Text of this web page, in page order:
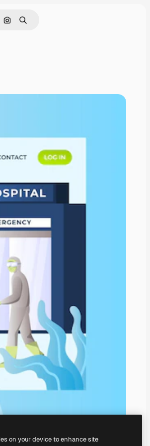
Cerca per immagine
Ricerca
on your device to enhance site